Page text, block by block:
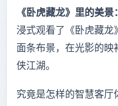
《卧虎藏龙》里的美景：
浸式观看了《卧虎藏龙
面条布景，在光影的映
侠江湖。
究竟是怎样的智慧客厅